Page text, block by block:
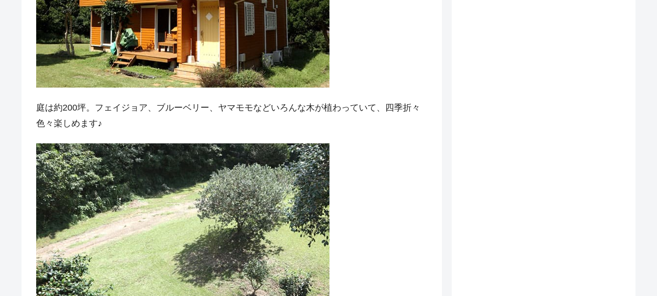
庭は約200坪。フェイジョア、ブルーベリー、ヤマモモなどいろんな木が植わっていて、四季折々
色々楽しめます♪